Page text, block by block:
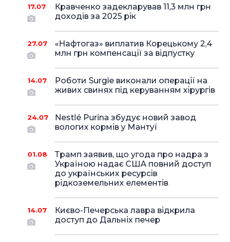
17.07
Кравченко задекларував 11,3 млн грн
доходів за 2025 рік
27.07
«Нафтогаз» виплатив Корецькому 2,4
млн грн компенсації за відпустку
14.07
Роботи Surgie виконали операції на
живих свинях під керуванням хірургів
24.07
Nestlé Purina збудує новий завод
вологих кормів у Мантуї
01.08
Трамп заявив, що угода про надра з
Україною надає США повний доступ
до українських ресурсів
рідкоземельних елементів
14.07
Києво-Печерська лавра відкрила
доступ до Дальніх печер